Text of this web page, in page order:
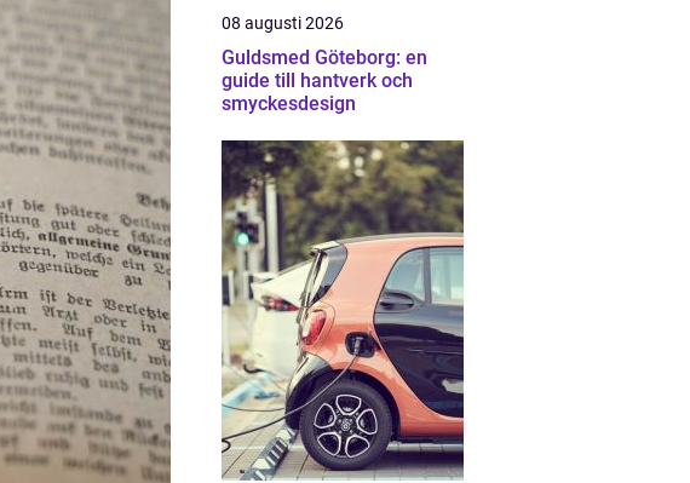
08 augusti 2026
Guldsmed Göteborg: en
guide till hantverk och
smyckesdesign